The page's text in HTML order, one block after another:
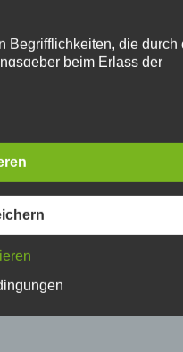
Begrifflichkeiten, die durch
beim Erlass der
als auch für
und verständlich sein.
unter anderem die
die sich auf eine
Person (im Folgenden